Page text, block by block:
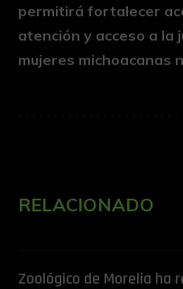
permitirá fortalecer
atención y acceso a la
mujeres michoacanas
RELACIONADO
Zoológico de Morelia ha